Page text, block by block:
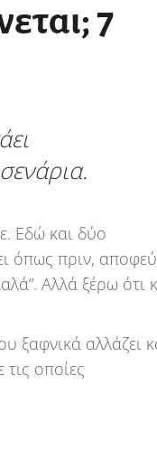
7
Εδώ και δύο
όπως πριν,
Αλλά ξέρω ότι
ξαφνικά αλλάζει
οποίες